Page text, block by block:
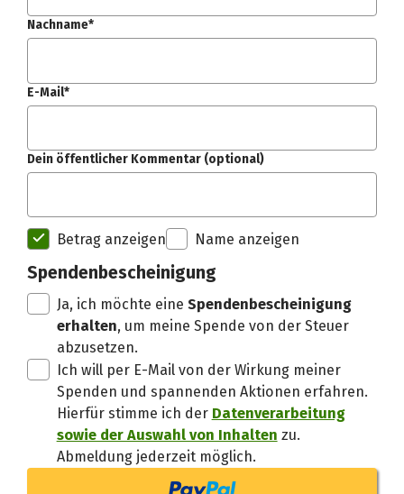
Nachname*
E-Mail*
Dein öffentlicher Kommentar (optional)
Betrag anzeigen Name anzeigen
Spendenbescheinigung
Ja, ich möchte eine Spendenbescheinigung
erhalten, um meine Spende von der Steuer
abzusetzen.
Ich will per E-Mail von der Wirkung meiner
Spenden und spannenden Aktionen erfahren.
Hierfür stimme ich der Datenverarbeitung
sowie der Auswahl von Inhalten zu.
Abmeldung jederzeit möglich.
Spendenempfänger